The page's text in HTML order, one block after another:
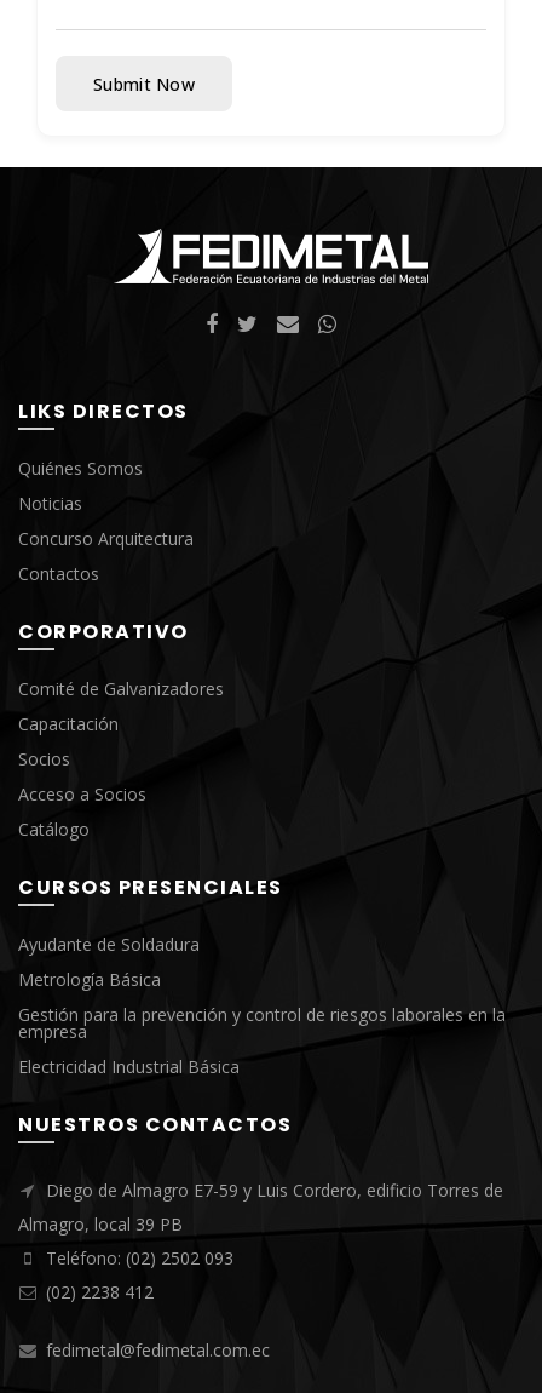
Submit Now
LIKS DIRECTOS
Quiénes Somos
Noticias
Concurso Arquitectura
Contactos
CORPORATIVO
Comité de Galvanizadores
Capacitación
Socios
Acceso a Socios
Catálogo
CURSOS PRESENCIALES
Ayudante de Soldadura
Metrología Básica
Gestión para la prevención y control de riesgos laborales en la
empresa
Electricidad Industrial Básica
NUESTROS CONTACTOS
Diego de Almagro E7-59 y Luis Cordero, edificio Torres de
Almagro, local 39 PB
Teléfono: (02) 2502 093
(02) 2238 412
fedimetal@fedimetal.com.ec